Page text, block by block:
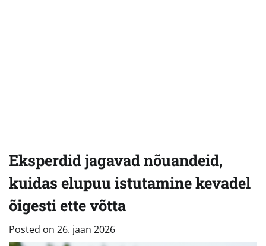
Eksperdid jagavad nõuandeid,
kuidas elupuu istutamine kevadel
õigesti ette võtta
Posted on 26. jaan 2026